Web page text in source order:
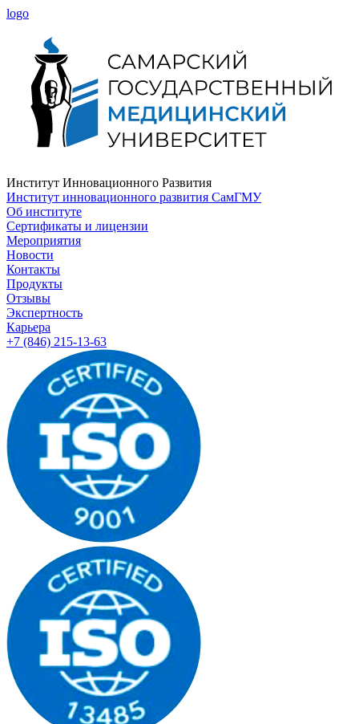
logo
Институт Инновационного Развития
Институт инновационного развития СамГМУ
Об институте
Сертификаты и лицензии
Мероприятия
Новости
Контакты
Продукты
Отзывы
Экспертность
Карьера
+7 (846) 215-13-63